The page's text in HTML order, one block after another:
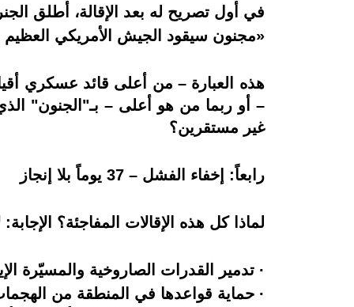
في أول تصريح له بعد الإقالة، أطلق
«مجنون سيقود الجيش الأمريكي العظيم
هذه العبارة – من أعلى قائد عسكري
– أو ربما من هو أعلى – بـ"الجنون"
غير مستقرين؟
رابعاً: إخفاء الفشل – 37 يوماً بلا إنجاز
لماذا كل هذه الإقالات المفاجئة؟ الإجابة: لأن
· تدمير القدرات الصاروخية والمسيّرة
· حماية قواعدها في المنطقة من الهجمات